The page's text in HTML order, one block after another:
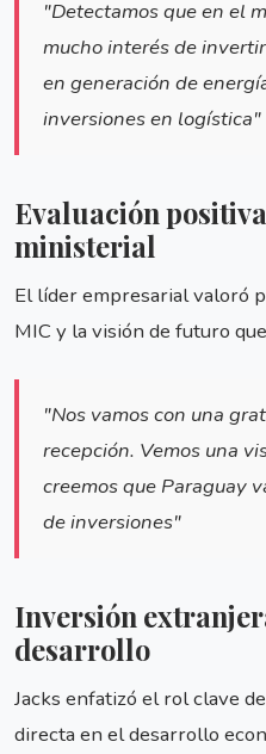
"Detectamos que en el
mucho interés de
en generación de
inversiones en logística"
Evaluación
ministerial
El líder empresarial valoró
MIC y la visión de futuro
"Nos vamos con una
recepción. Vemos una
creemos que Paraguay
de inversiones"
Inversión
desarrollo
Jacks enfatizó el rol clave
directa en el desarrollo